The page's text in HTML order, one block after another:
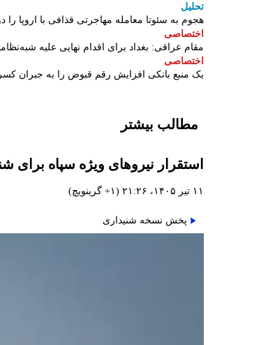
تحلیل
هجوم به سئوتا معامله مهاجرتی قذافی با اروپا را
اختصاصی
مقام عراقی: بغداد برای اقدام نهایی علیه
اختصاصی
یک منبع بانکی افزایش رقم قبوض را به جبران
مطالب بیشتر
استقرار نیروهای ویژه سپاه
۱۱ تیر ۱۴۰۵، ۲۱:۲۶ (‎+۱ گرینویچ)
پخش نسخه شنیداری